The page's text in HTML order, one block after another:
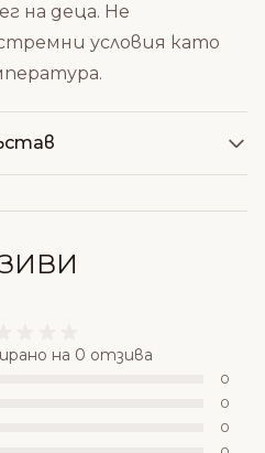
на деца. Не
условия като
на 0 отзива
0
0
0